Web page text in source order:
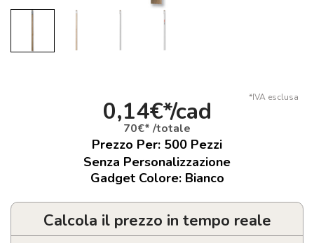
*IVA esclusa
0,14€*/cad
70€* /totale
Prezzo Per: 500 Pezzi
Senza Personalizzazione
Gadget Colore: Bianco
Calcola il prezzo in tempo reale